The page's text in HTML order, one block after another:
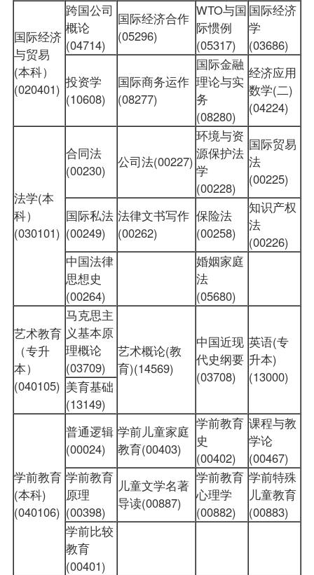
国际经济
与贸易
(本科）
(020401)
跨国公司
概论
(04714)
国际经济合作
(05296)
WTO与国
际惯例
(05317)
国际经济
学
(03686)
投资学
(10608)
国际商务运作
(08277)
国际金融
理论与实
务
(08280)
经济应用
数学(二)
(04224)
法学(本
科）
(030101)
合同法
(00230)
公司法(00227)
环境与资
源保护法
学
(00228)
国际贸易
法
(00225)
国际私法
(00249)
法律文书写作
(00262)
保险法
(00258)
知识产权
法
(00226)
中国法律
思想史
(00264)
婚姻家庭
法
(05680)
艺术教育
（专升
本）
(040105)
马克思主
义基本原
理概论
(03709)
艺术概论(教
育)(14569)
中国近现
代史纲要
(03708)
英语(专
升本)
(13000)
美育基础
(13149)
学前教育
(本科)
(040106)
普通逻辑
(00024)
学前儿童家庭
教育(00403)
学前教育
史
(00402)
课程与教
学论
(00467)
学前教育
原理
(00398)
儿童文学名著
导读(00887)
学前教育
心理学
(00882)
学前特殊
儿童教育
(00883)
学前比较
教育
(00401)